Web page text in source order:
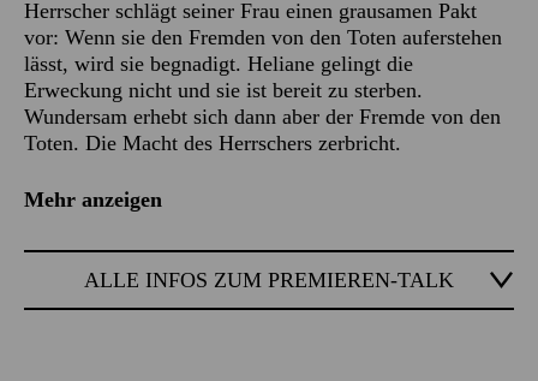
Herrscher schlägt seiner Frau einen grausamen Pakt
vor: Wenn sie den Fremden von den Toten auferstehen
lässt, wird sie begnadigt. Heliane gelingt die
Erweckung nicht und sie ist bereit zu sterben.
Wundersam erhebt sich dann aber der Fremde von den
Toten. Die Macht des Herrschers zerbricht.
Mehr anzeigen
ALLE INFOS ZUM PREMIEREN-TALK